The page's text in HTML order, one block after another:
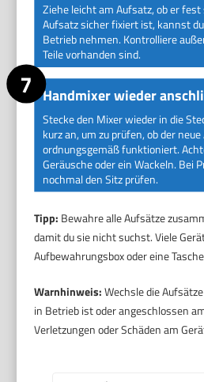
Ziehe leicht am Aufsatz, ob er
Aufsatz sicher fixiert ist, kannst
Betrieb nehmen. Kontrolliere
Teile vorhanden sind.
Handmixer wieder
Stecke den Mixer wieder in die
kurz an, um zu prüfen, ob der
ordnungsgemäß funktioniert.
Geräusche oder ein Wackeln. Bei
nochmal den Sitz prüfen.
Tipp: Bewahre alle Aufsätze
damit du sie nicht suchst. Viele
Aufbewahrungsbox oder eine
Warnhinweis:Wechsle die
in Betrieb ist oder angeschlossen
Verletzungen oder Schäden am